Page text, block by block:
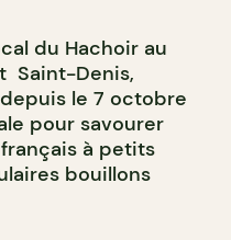
du Hachoir au
Saint-Denis,
le 7 octobre
pour savourer
à petits
bouillons